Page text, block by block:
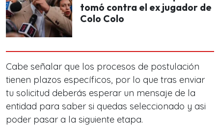
tomó contra el ex jugador de
Colo Colo
Cabe señalar que los procesos de postulación
tienen plazos específicos, por lo que tras enviar
tu solicitud deberás esperar un mensaje de la
entidad para saber si quedas seleccionado y asi
poder pasar a la siguiente etapa.